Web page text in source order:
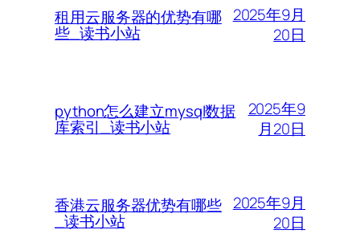
租用云服务器的优势有哪
些_读书小站
2025年9月
20日
python怎么建立mysql数据
库索引_读书小站
2025年9
月20日
香港云服务器优势有哪些
_读书小站
2025年9月
20日